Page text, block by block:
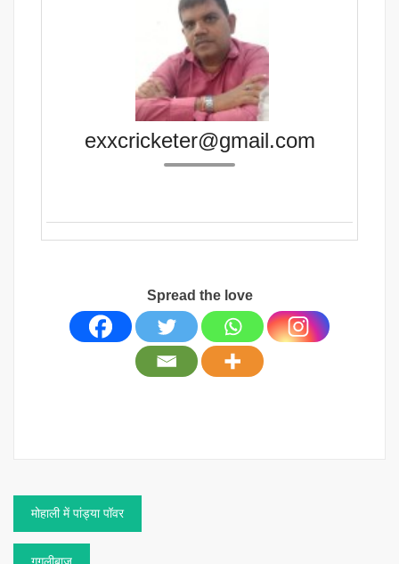
exxcricketer@gmail.com
Spread the love
Post
मोहाली में पांड्या पॉवर
गुगलीबाज़